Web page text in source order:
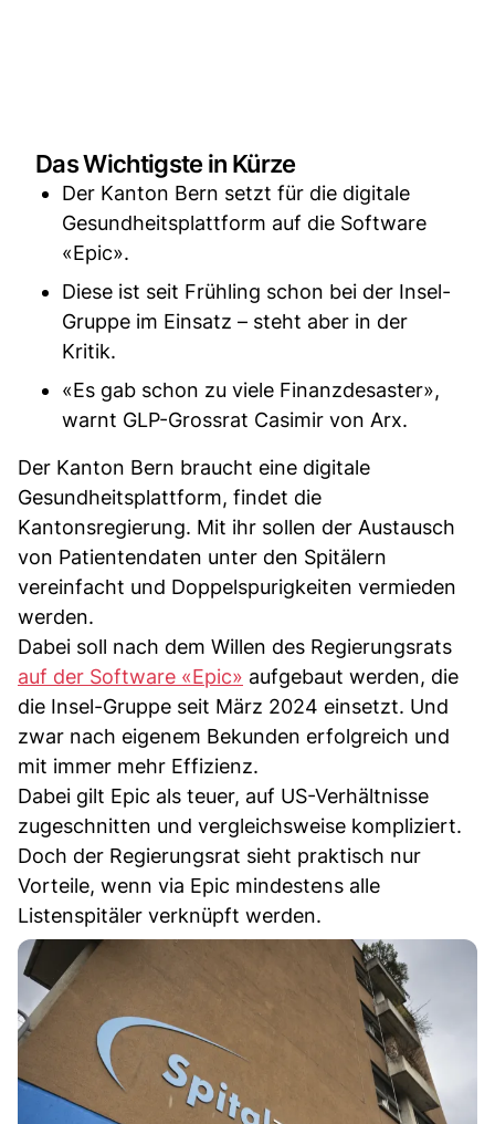
Das Wichtigste in Kürze
Der Kanton Bern setzt für die digitale
Gesundheitsplattform auf die Software
«Epic».
Diese ist seit Frühling schon bei der Insel-
Gruppe im Einsatz – steht aber in der
Kritik.
«Es gab schon zu viele Finanzdesaster»,
warnt GLP-Grossrat Casimir von Arx.
Der Kanton Bern braucht eine digitale
Gesundheitsplattform, findet die
Kantonsregierung. Mit ihr sollen der Austausch
von Patientendaten unter den Spitälern
vereinfacht und Doppelspurigkeiten vermieden
werden.
Dabei soll nach dem Willen des Regierungsrats
auf der Software «Epic» aufgebaut werden, die
die Insel-Gruppe seit März 2024 einsetzt. Und
zwar nach eigenem Bekunden erfolgreich und
mit immer mehr Effizienz.
Dabei gilt Epic als teuer, auf US-Verhältnisse
zugeschnitten und vergleichsweise kompliziert.
Doch der Regierungsrat sieht praktisch nur
Vorteile, wenn via Epic mindestens alle
Listenspitäler verknüpft werden.